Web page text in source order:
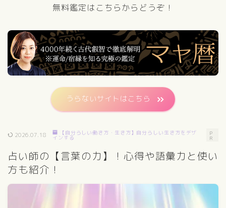
初めてのかたへ無料鑑定はこちらからどうぞ！
うらないサイトはこちら
2026.07.18 【自分らしい働き方・生き方】自分らしい生き方をデザ
インする
P
R
占い師の【言葉の力】！心得や語彙力と使い
方も紹介！